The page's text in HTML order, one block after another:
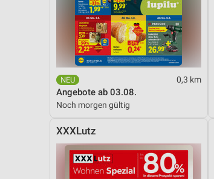
0,3 km
Angebote ab 03.08.
Noch morgen gültig
XXXLutz